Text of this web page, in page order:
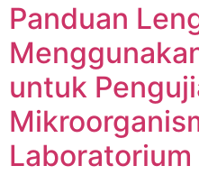
Panduan
untuk
Laboratorium